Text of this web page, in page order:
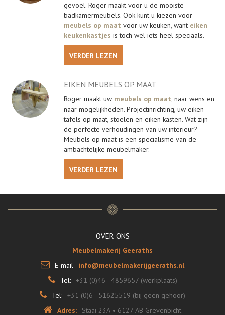
gevoel. Roger maakt voor u de mooiste
badkamermeubels. Ook kunt u kiezen voor
meubels op maat voor uw keuken, want eiken
keukenkastjes is toch wel iets heel speciaals.
VERDER LEZEN
EIKEN MEUBELS OP MAAT
Roger maakt uw meubels op maat, naar wens en
naar mogelijkheden. Projectinrichting, uw eiken
tafels op maat, stoelen en eiken kasten. Wat zijn
de perfecte verhoudingen van uw interieur?
Meubels op maat is een specialisme van de
ambachtelijke meubelmaker.
VERDER LEZEN
OVER ONS
Meubelmakerij Geeraths
E-mail
info@meubelmakerijgeeraths.nl
Tel: +31 (0)46 - 4859657 (werkplaats)
Tel: +31 (0)6 - 51625519 (bij geen gehoor)
Adres:
Staai 23A • 6127 AB Grevenbicht